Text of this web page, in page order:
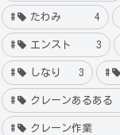
たわみ 4
エンスト 3
しなり 3
クレーンあるある
クレーン作業